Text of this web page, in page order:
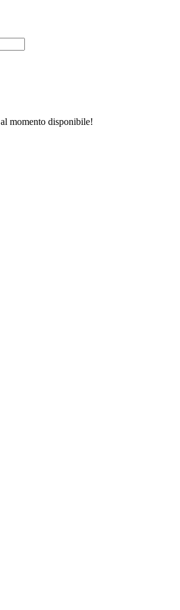
momento disponibile!